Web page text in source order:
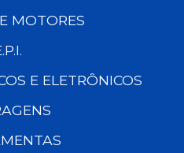
MOTORES
E ELETRÔNICOS